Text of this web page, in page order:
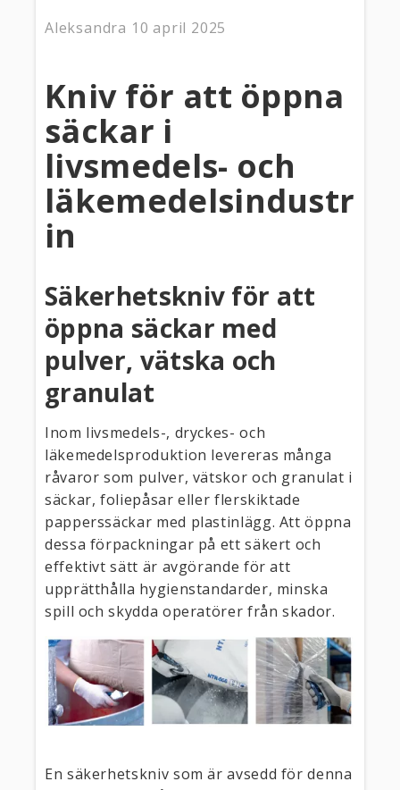
Aleksandra 10 april 2025
Kniv för att öppna
säckar i
livsmedels- och
läkemedelsindustr
in
Säkerhetskniv för att
öppna säckar med
pulver, vätska och
granulat
Inom livsmedels-, dryckes- och
läkemedelsproduktion levereras många
råvaror som pulver, vätskor och granulat i
säckar, foliepåsar eller flerskiktade
papperssäckar med plastinlägg. Att öppna
dessa förpackningar på ett säkert och
effektivt sätt är avgörande för att
upprätthålla hygienstandarder, minska
spill och skydda operatörer från skador.
En säkerhetskniv som är avsedd för denna